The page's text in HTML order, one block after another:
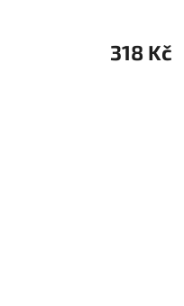
318 Kč